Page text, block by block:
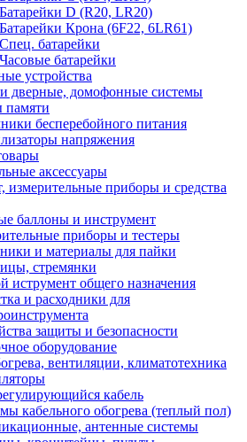
Батарейки D (R20, LR20)
Батарейки Крона (6F22, 6LR61)
Спец. батарейки
Часовые батарейки
устройства
дверные, домофонные системы
памяти
бесперебойного питания
напряжения
аксессуары
измерительные приборы и средства
баллоны и инструмент
приборы и тестеры
и материалы для пайки
стремянки
иструмент общего назначения
и расходники для
защиты и безопасности
оборудование
вентиляции, климатотехника
кабель
кабельного обогрева (теплый пол)
антенные системы